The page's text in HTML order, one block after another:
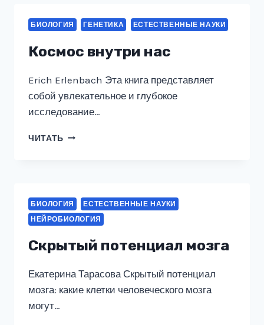
БИОЛОГИЯ ГЕНЕТИКА ЕСТЕСТВЕННЫЕ НАУКИ
Космос внутри нас
Erich Erlenbach Эта книга представляет
собой увлекательное и глубокое
исследование…
ЧИТАТЬ КОСМОС
БИОЛОГИЯ
ЕСТЕСТВЕННЫЕ НАУКИ
НЕЙРОБИОЛОГИЯ
Скрытый потенциал мозга
Екатерина Тарасова Скрытый потенциал
мозга: какие клетки человеческого мозга
могут…